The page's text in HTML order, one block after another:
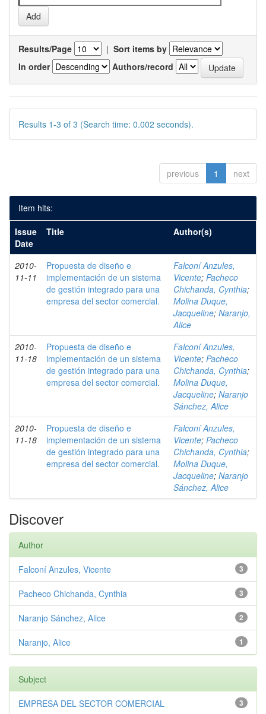
Results/Page | Sort items by
In order
Authors/record
Results 1-3 of 3 (Search time: 0.002 seconds).
previous 1 next
Item hits:
Issue
Date
Title Author(s)
2010-
11-11
Propuesta de diseño e
implementación de un sistema
de gestión integrado para una
empresa del sector comercial.
Falconí Anzules,
Vicente; Pacheco
Chichanda, Cynthia;
Molina Duque,
Jacqueline; Naranjo,
Alice
2010-
11-18
Propuesta de diseño e
implementación de un sistema
de gestión integrado para una
empresa del sector comercial.
Falconí Anzules,
Vicente; Pacheco
Chichanda, Cynthia;
Molina Duque,
Jacqueline; Naranjo
Sánchez, Alice
2010-
11-18
Propuesta de diseño e
implementación de un sistema
de gestión integrado para una
empresa del sector comercial.
Falconí Anzules,
Vicente; Pacheco
Chichanda, Cynthia;
Molina Duque,
Jacqueline; Naranjo
Sánchez, Alice
Discover
Author
3
Falconí Anzules, Vicente
3
Pacheco Chichanda, Cynthia
2
Naranjo Sánchez, Alice
1
Naranjo, Alice
Subject
3
EMPRESA DEL SECTOR COMERCIAL